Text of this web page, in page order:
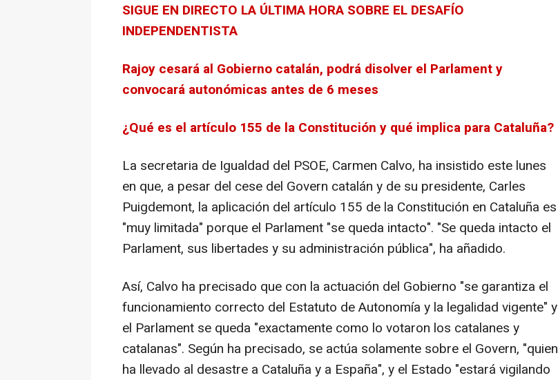
SIGUE EN DIRECTO LA ÚLTIMA HORA SOBRE EL DESAFÍO
INDEPENDENTISTA
Rajoy cesará al Gobierno catalán, podrá disolver el Parlament y
convocará autonómicas antes de 6 meses
¿Qué es el artículo 155 de la Constitución y qué implica para Cataluña?
La secretaria de Igualdad del PSOE, Carmen Calvo, ha insistido este lunes
en que, a pesar del cese del Govern catalán y de su presidente, Carles
Puigdemont, la aplicación del artículo 155 de la Constitución en Cataluña es
"muy limitada" porque el Parlament "se queda intacto". "Se queda intacto el
Parlament, sus libertades y su administración pública", ha añadido.
Así, Calvo ha precisado que con la actuación del Gobierno "se garantiza el
funcionamiento correcto del Estatuto de Autonomía y la legalidad vigente" y
el Parlament se queda "exactamente como lo votaron los catalanes y
catalanas". Según ha precisado, se actúa solamente sobre el Govern, "quien
ha llevado al desastre a Cataluña y a España", y el Estado "estará vigilando